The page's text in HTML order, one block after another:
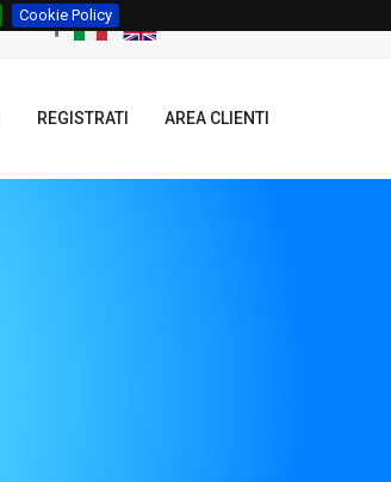
Cookie Policy
REGISTRATI AREA CLIENTI